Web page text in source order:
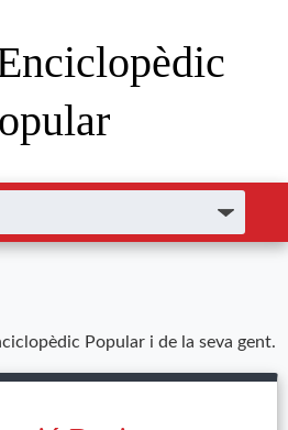
Popular i de la seva gent.